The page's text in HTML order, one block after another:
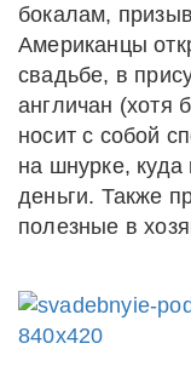
бокалам,
Американцы
свадьбе, в
англичан (хотя
носит с собой
на шнурке,
деньги. Также
полезные в